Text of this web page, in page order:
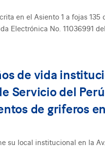
en el Asiento 1 a fojas
Electrónica No. 11036991
de vida
Servicio del
de griferos
su local institucional en la